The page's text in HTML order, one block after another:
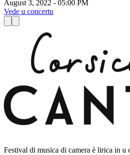
August 3, 2022 - 05:00 PM
Vede u concertu
Festival di musica di camera è lirica in u